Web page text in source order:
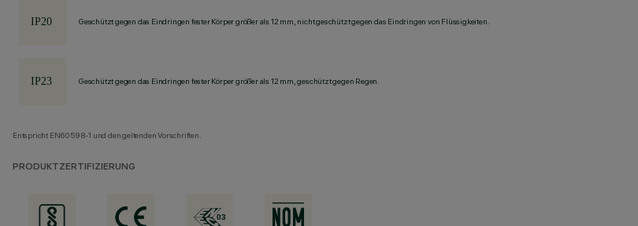
Geschützt gegen das Eindringen fester Körper größer als 12 mm, nicht geschützt gegen das Eindringen von Flüssigkeiten.
Geschützt gegen das Eindringen fester Körper größer als 12 mm, geschützt gegen Regen.
Entspricht EN60598-1 und den geltenden Vorschriften.
PRODUKTZERTIFIZIERUNG